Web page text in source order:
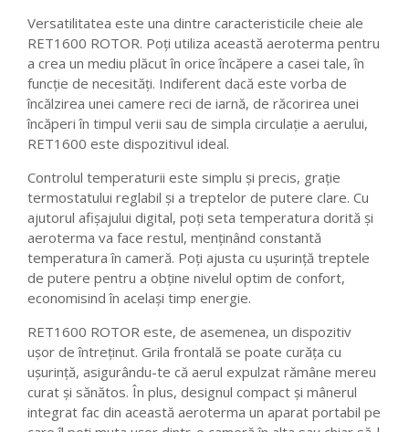
Versatilitatea este una dintre caracteristicile cheie ale
RET1600 ROTOR. Poți utiliza această aeroterma pentru
a crea un mediu plăcut în orice încăpere a casei tale, în
funcție de necesități. Indiferent dacă este vorba de
încălzirea unei camere reci de iarnă, de răcorirea unei
încăperi în timpul verii sau de simpla circulație a aerului,
RET1600 este dispozitivul ideal.
Controlul temperaturii este simplu și precis, grație
termostatului reglabil și a treptelor de putere clare. Cu
ajutorul afișajului digital, poți seta temperatura dorită și
aeroterma va face restul, menținând constantă
temperatura în cameră. Poți ajusta cu ușurință treptele
de putere pentru a obține nivelul optim de confort,
economisind în același timp energie.
RET1600 ROTOR este, de asemenea, un dispozitiv
ușor de întreținut. Grila frontală se poate curăța cu
ușurință, asigurându-te că aerul expulzat rămâne mereu
curat și sănătos. În plus, designul compact și mânerul
integrat fac din această aeroterma un aparat portabil pe